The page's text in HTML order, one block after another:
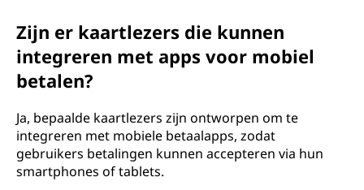
Zijn er kaartlezers die kunnen
integreren met apps voor mobiel
betalen?
Ja, bepaalde kaartlezers zijn ontworpen om te
integreren met mobiele betaalapps, zodat
gebruikers betalingen kunnen accepteren via hun
smartphones of tablets.